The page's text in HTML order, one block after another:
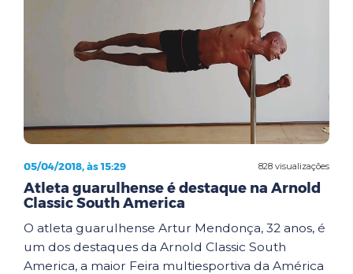
828 visualizações
05/04/2018, às 15:29
Atleta guarulhense é destaque na Arnold
Classic South America
O atleta guarulhense Artur Mendonça, 32 anos, é
um dos destaques da Arnold Classic South
America, a maior Feira multiesportiva da América